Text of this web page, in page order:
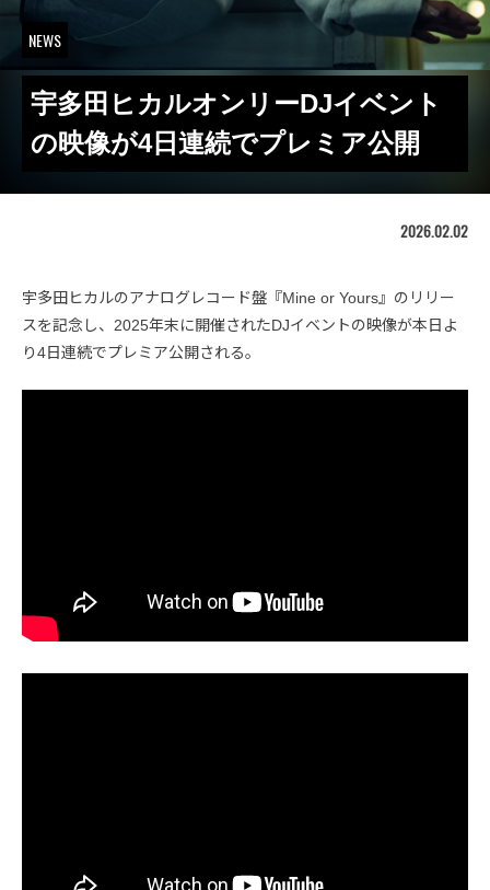
NEWS
宇多田ヒカルオンリーDJイベント
の映像が4日連続でプレミア公開
2026.02.02
宇多田ヒカルのアナログレコード盤『Mine or Yours』のリリー
スを記念し、2025年末に開催されたDJイベントの映像が本日よ
り4日連続でプレミア公開される。